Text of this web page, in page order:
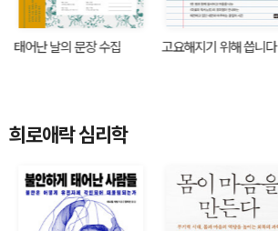
태어난 날의 문장 수집 고요해지기 위해 씁니다
희로애락 심리학